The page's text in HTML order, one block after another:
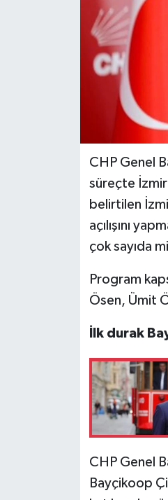
CHP Genel
süreçte
belirtilen
açılışını
çok sayıda
Program
Ösen, Ümit
İlk durak
CHP Genel
Bayçikoop